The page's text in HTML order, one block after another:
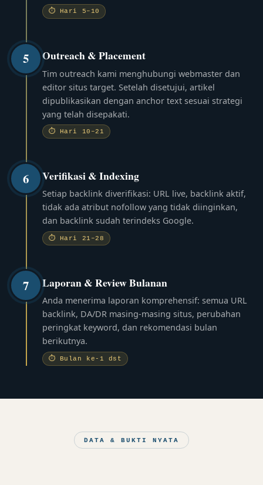
⏱ Hari 5–10
5 Outreach & Placement
Tim outreach kami menghubungi webmaster dan
editor situs target. Setelah disetujui, artikel
dipublikasikan dengan anchor text sesuai strategi
yang telah disepakati.
⏱ Hari 10–21
6 Verifikasi & Indexing
Setiap backlink diverifikasi: URL live, backlink aktif,
tidak ada atribut nofollow yang tidak diinginkan,
dan backlink sudah terindeks Google.
⏱ Hari 21–28
7 Laporan & Review Bulanan
Anda menerima laporan komprehensif: semua URL
backlink, DA/DR masing-masing situs, perubahan
peringkat keyword, dan rekomendasi bulan
berikutnya.
⏱ Bulan ke-1 dst
DATA & BUKTI NYATA